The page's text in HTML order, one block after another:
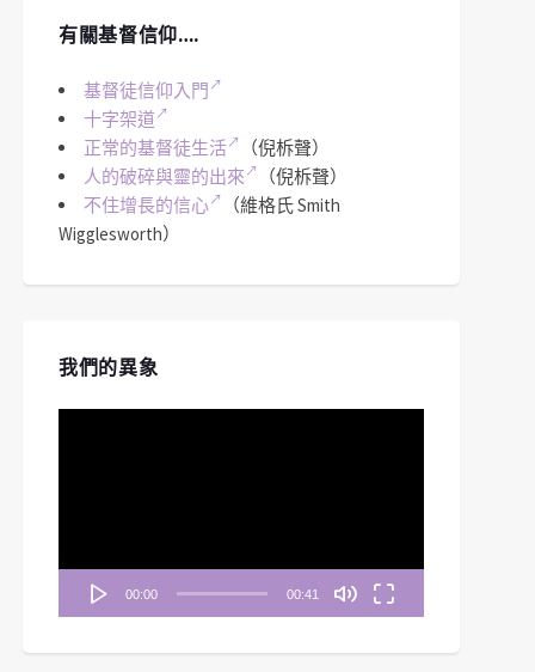
有關基督信仰….
基督徒信仰入門
十字架道
正常的基督徒生活
（倪柝聲）
人的破碎與靈的出來
（倪柝聲）
不住增長的信心
（維格氏 Smith
Wigglesworth）
我們的異象
00:00 00:41